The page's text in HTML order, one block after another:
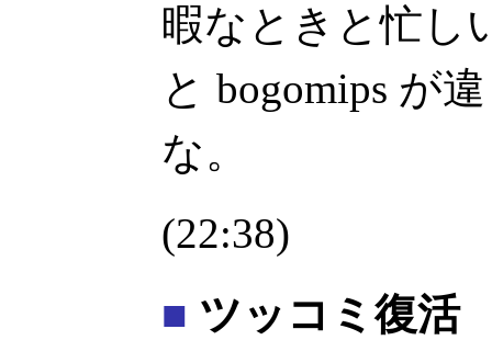
暇なときと忙し
と bogomips が
な。
(22:38)
■ ツッコミ復活